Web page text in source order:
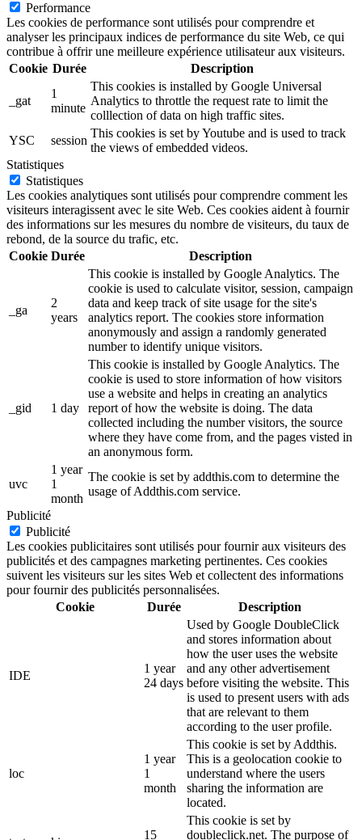
Performance
Les cookies de performance sont utilisés pour comprendre et
analyser les principaux indices de performance du site Web, ce qui
contribue à offrir une meilleure expérience utilisateur aux visiteurs.
Cookie Durée Description
_gat
1
minute
This cookies is installed by Google Universal
Analytics to throttle the request rate to limit the
colllection of data on high traffic sites.
YSC
session
This cookies is set by Youtube and is used to track
the views of embedded videos.
Statistiques
Statistiques
Les cookies analytiques sont utilisés pour comprendre comment les
visiteurs interagissent avec le site Web. Ces cookies aident à fournir
des informations sur les mesures du nombre de visiteurs, du taux de
rebond, de la source du trafic, etc.
Cookie Durée Description
_ga
2
years
This cookie is installed by Google Analytics. The
cookie is used to calculate visitor, session, campaign
data and keep track of site usage for the site's
analytics report. The cookies store information
anonymously and assign a randomly generated
number to identify unique visitors.
_gid 1 day
This cookie is installed by Google Analytics. The
cookie is used to store information of how visitors
use a website and helps in creating an analytics
report of how the website is doing. The data
collected including the number visitors, the source
where they have come from, and the pages visted in
an anonymous form.
uvc
1 year
1
month
The cookie is set by addthis.com to determine the
usage of Addthis.com service.
Publicité
Publicité
Les cookies publicitaires sont utilisés pour fournir aux visiteurs des
publicités et des campagnes marketing pertinentes. Ces cookies
suivent les visiteurs sur les sites Web et collectent des informations
pour fournir des publicités personnalisées.
Cookie
Durée Description
IDE
1 year
24 days
Used by Google DoubleClick
and stores information about
how the user uses the website
and any other advertisement
before visiting the website. This
is used to present users with ads
that are relevant to them
according to the user profile.
loc
1 year
1
month
This cookie is set by Addthis.
This is a geolocation cookie to
understand where the users
sharing the information are
located.
15
This cookie is set by
doubleclick.net. The purpose of